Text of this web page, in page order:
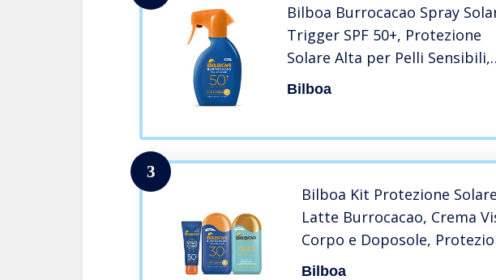
Bilboa Burrocacao Spray
Trigger SPF 50+, Protezione
Solare Alta per Pelli Sensibili,
Formula con Vitamina C,
Bilboa
3
Bilboa Kit Protezione
Latte Burrocacao, Crema
Corpo e Doposole,
Alta SPF 30 e SPF 50+,
Bilboa